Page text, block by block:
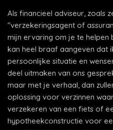
Als financieel adviseur, zoals
"verzekeringsagent of
mijn ervaring om je te helpen
kan heel braaf aangeven dat
persoonlijke situatie en
deel uitmaken van ons
maar met je verhaal, dan
oplossing voor verzinnen
verzekeren van een fiets of
hypotheekconstructie voor